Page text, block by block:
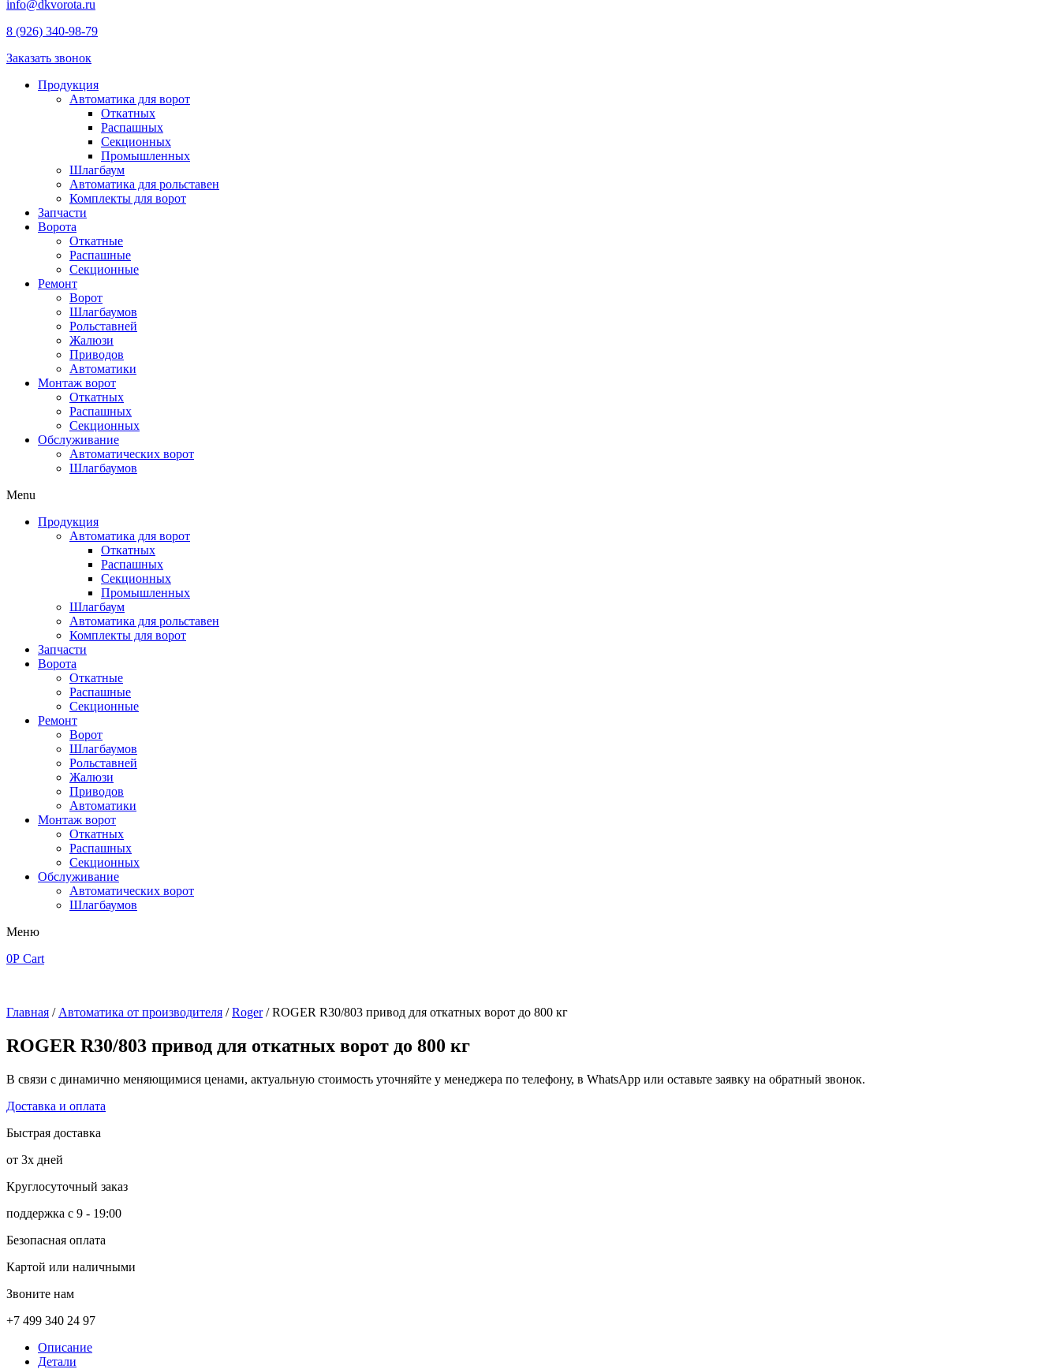
info@dkvorota.ru
8 (926) 340-98-79
Заказать звонок
Продукция
Автоматика для ворот
Откатных
Распашных
Секционных
Промышленных
Шлагбаум
Автоматика для рольставен
Комплекты для ворот
Запчасти
Ворота
Откатные
Распашные
Секционные
Ремонт
Ворот
Шлагбаумов
Рольставней
Жалюзи
Приводов
Автоматики
Монтаж ворот
Откатных
Распашных
Секционных
Обслуживание
Автоматических ворот
Шлагбаумов
Menu
Продукция
Автоматика для ворот
Откатных
Распашных
Секционных
Промышленных
Шлагбаум
Автоматика для рольставен
Комплекты для ворот
Запчасти
Ворота
Откатные
Распашные
Секционные
Ремонт
Ворот
Шлагбаумов
Рольставней
Жалюзи
Приводов
Автоматики
Монтаж ворот
Откатных
Распашных
Секционных
Обслуживание
Автоматических ворот
Шлагбаумов
Меню
0Р Cart
Главная / Автоматика от производителя /Roger/ ROGER R30/803 привод для откатных ворот до 800 кг
ROGER R30/803 привод для откатных ворот до 800 кг
В связи с динамично меняющимися ценами, актуальную стоимость уточняйте у менеджера по телефону, в WhatsApp или оставьте заявку на обратный звонок.
Доставка и оплата
Быстрая доставка
от 3х дней
Круглосуточный заказ
поддержка с 9 - 19:00
Безопасная оплата
Картой или наличными
Звоните нам
+7 499 340 24 97
Описание
Детали